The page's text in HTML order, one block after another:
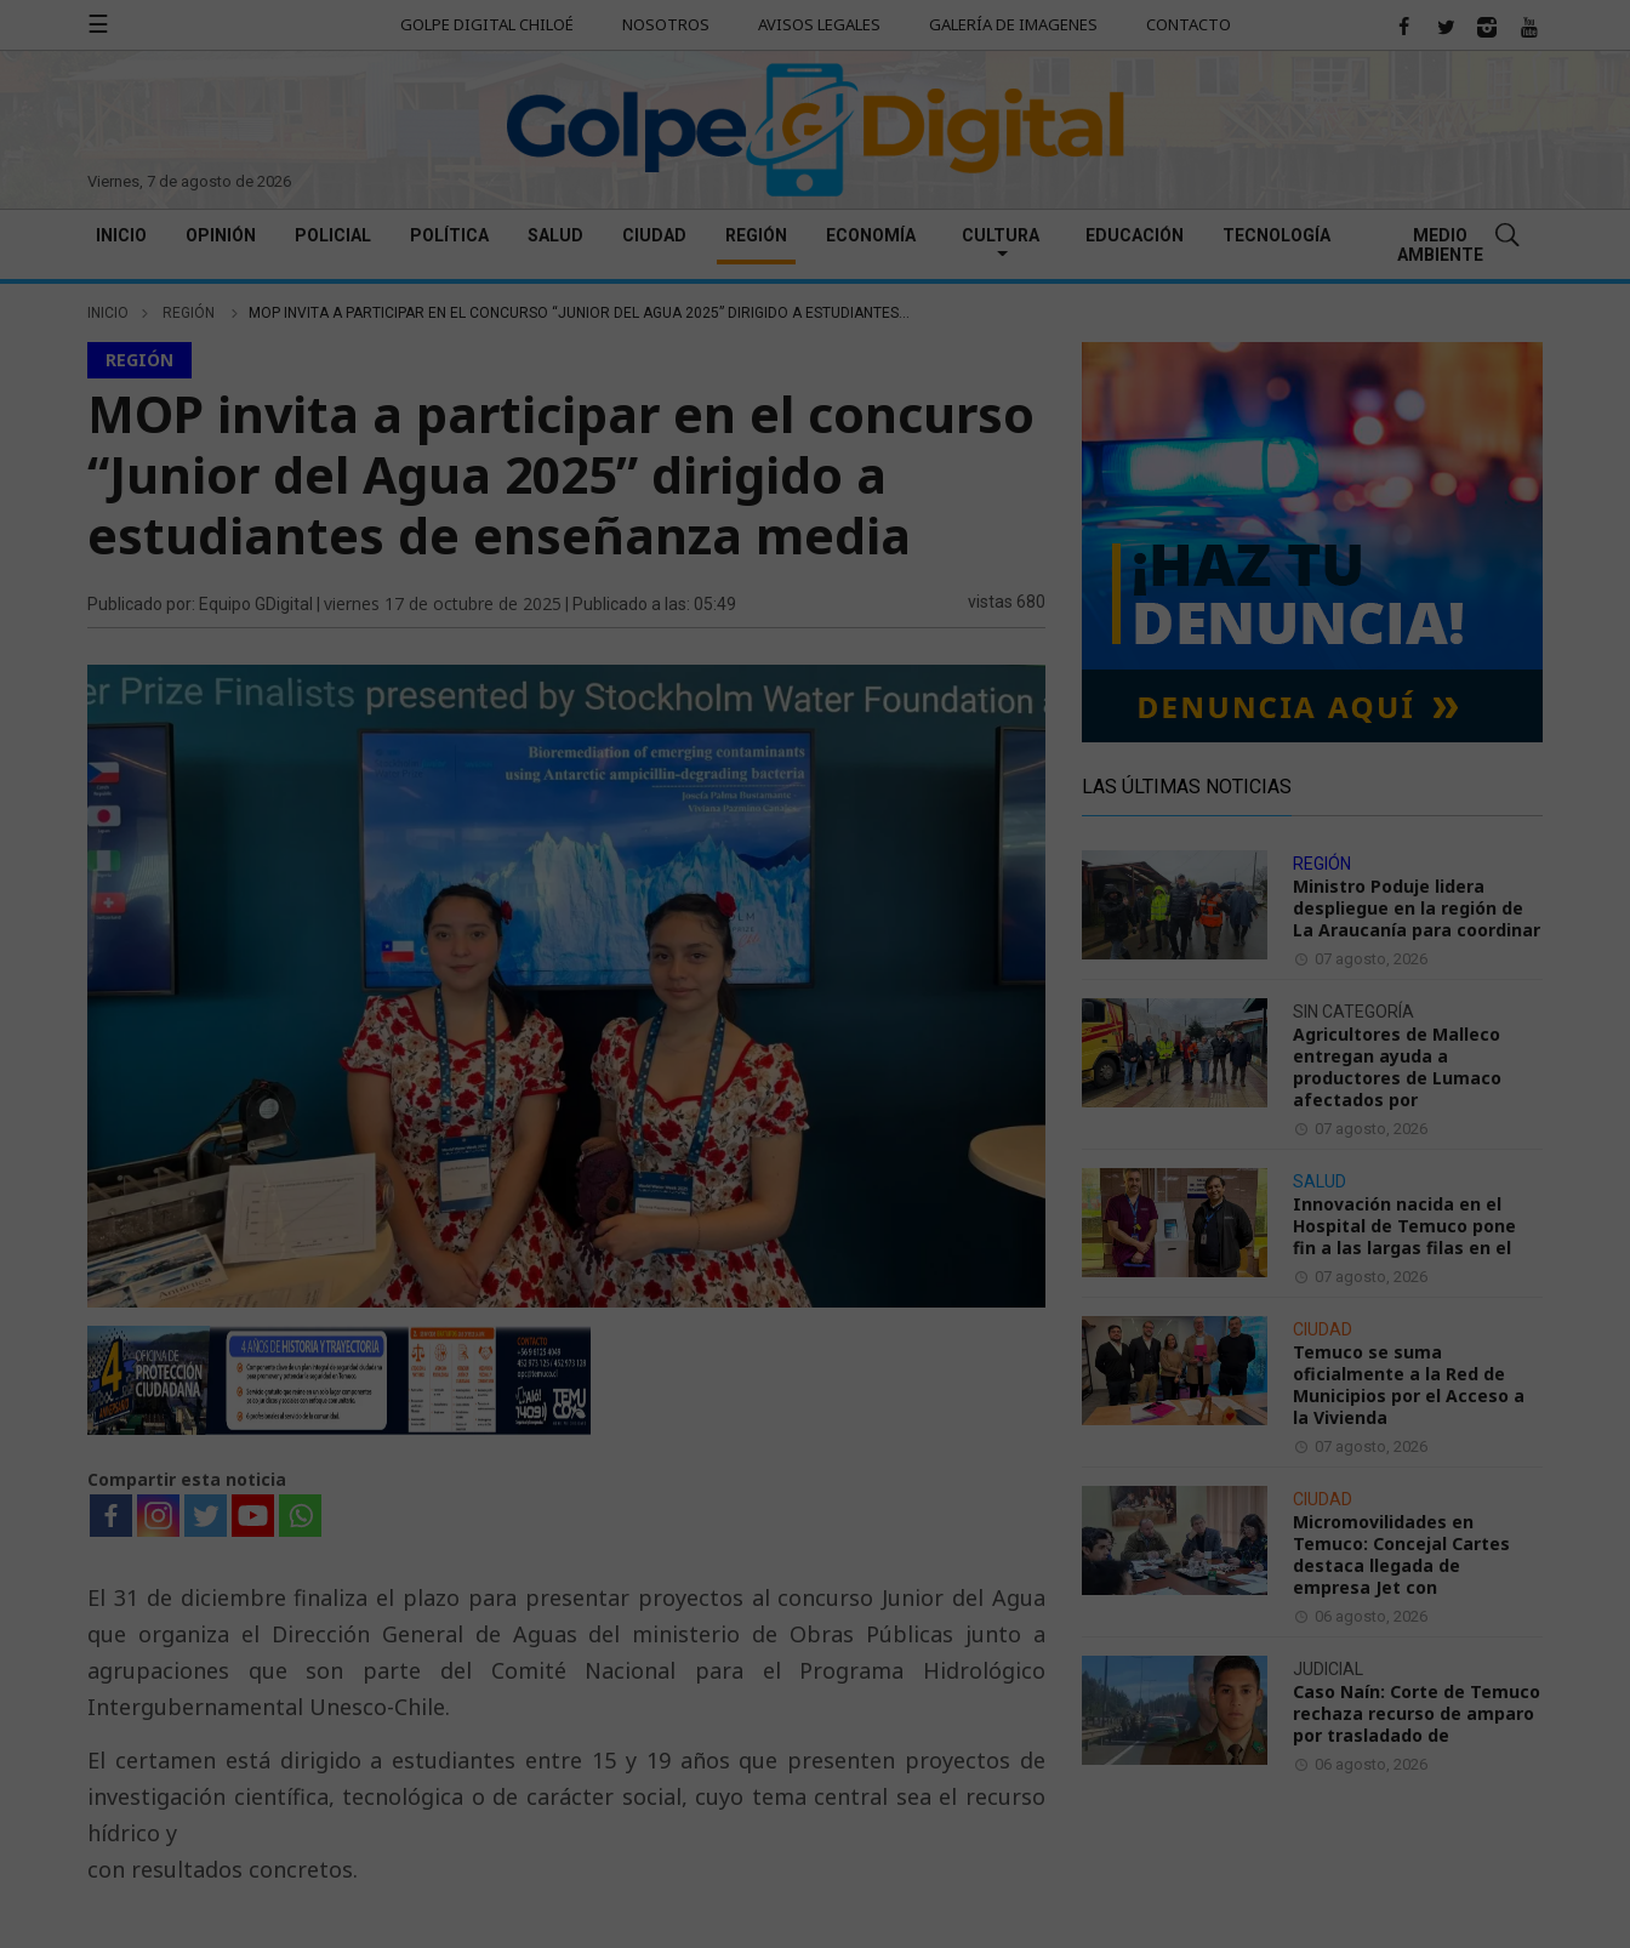
☰ GOLPE DIGITAL CHILOÉ NOSOTROS AVISOS LEGALES GALERÍA DE IMAGENES CONTACTO
viernes, 7 de agosto de 2026
INICIO OPINIÓN POLICIAL POLÍTICA SALUD CIUDAD REGIÓN ECONOMÍA CULTURA EDUCACIÓN TECNOLOGÍA
MEDIO
AMBIENTE
INICIO REGIÓN MOP INVITA A PARTICIPAR EN EL CONCURSO “JUNIOR DEL AGUA 2025” DIRIGIDO A ESTUDIANTES...
REGIÓN
MOP invita a participar en el concurso
“Junior del Agua 2025” dirigido a
estudiantes de enseñanza media
Publicado por: Equipo GDigital | viernes 17 de octubre de 2025 | Publicado a las: 05:49 vistas 680
Compartir esta noticia
El 31 de diciembre finaliza el plazo para presentar proyectos al concurso Junior del Agua
que organiza el Dirección General de Aguas del ministerio de Obras Públicas junto a
agrupaciones que son parte del Comité Nacional para el Programa Hidrológico
Intergubernamental Unesco-Chile.
El certamen está dirigido a estudiantes entre 15 y 19 años que presenten proyectos de
investigación científica, tecnológica o de carácter social, cuyo tema central sea el recurso
hídrico y
con resultados concretos.
LAS ÚLTIMAS NOTICIAS
REGIÓN
Ministro Poduje lidera
despliegue en la región de
La Araucanía para coordinar
07 agosto, 2026
SIN CATEGORÍA
Agricultores de Malleco
entregan ayuda a
productores de Lumaco
afectados por
07 agosto, 2026
SALUD
Innovación nacida en el
Hospital de Temuco pone
fin a las largas filas en el
07 agosto, 2026
CIUDAD
Temuco se suma
oficialmente a la Red de
Municipios por el Acceso a
la Vivienda
07 agosto, 2026
CIUDAD
Micromovilidades en
Temuco: Concejal Cartes
destaca llegada de
empresa Jet con
06 agosto, 2026
JUDICIAL
Caso Naín: Corte de Temuco
rechaza recurso de amparo
por trasladado de
06 agosto, 2026